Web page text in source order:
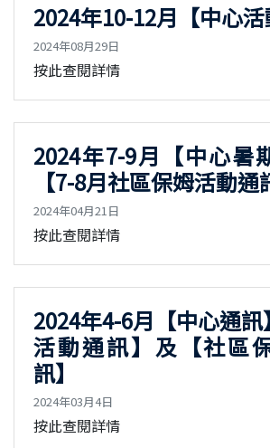
2024年10-12月【中心活
2024年08月29日
按此查閱詳情
2024年7-9月【中心暑
【7-8月社區保姆活動通
2024年04月21日
按此查閱詳情
2024年4-6月【中心通
活動通訊】及【社區
訊】
2024年03月4日
按此查閱詳情